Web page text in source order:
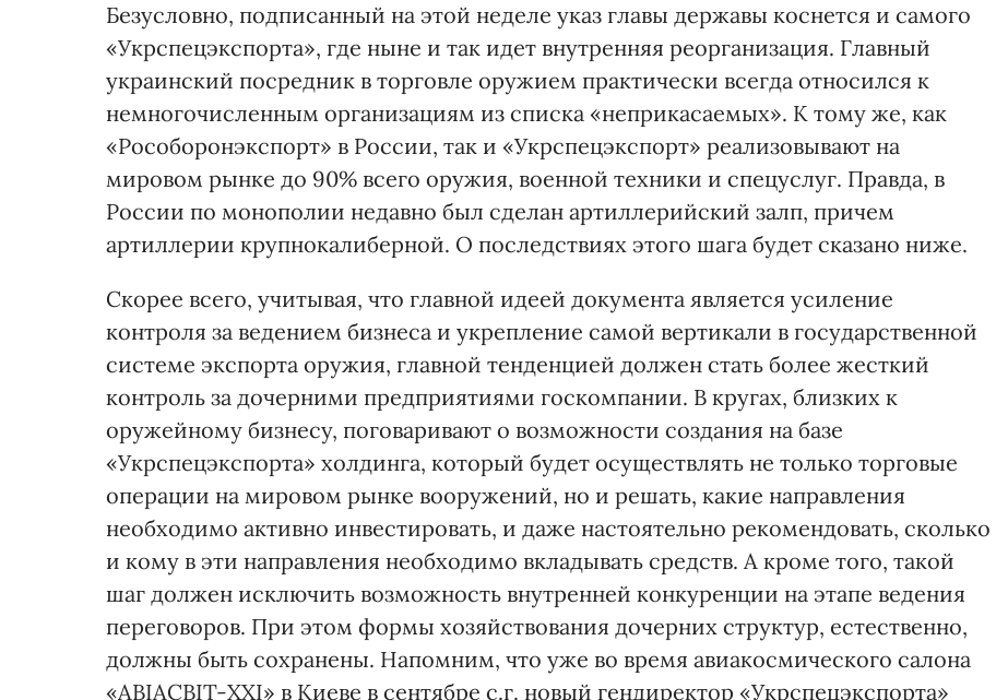
Безусловно, подписанный на этой неделе указ главы державы коснется и самого
«Укрспецэкспорта», где ныне и так идет внутренняя реорганизация. Главный
украинский посредник в торговле оружием практически всегда относился к
немногочисленным организациям из списка «неприкасаемых». К тому же, как
«Рособоронэкспорт» в России, так и «Укрспецэкспорт» реализовывают на
мировом рынке до 90% всего оружия, военной техники и спецуслуг. Правда, в
России по монополии недавно был сделан артиллерийский залп, причем
артиллерии крупнокалиберной. О последствиях этого шага будет сказано ниже.
Скорее всего, учитывая, что главной идеей документа является усиление
контроля за ведением бизнеса и укрепление самой вертикали в государственной
системе экспорта оружия, главной тенденцией должен стать более жесткий
контроль за дочерними предприятиями госкомпании. В кругах, близких к
оружейному бизнесу, поговаривают о возможности создания на базе
«Укрспецэкспорта» холдинга, который будет осуществлять не только торговые
операции на мировом рынке вооружений, но и решать, какие направления
необходимо активно инвестировать, и даже настоятельно рекомендовать, сколько
и кому в эти направления необходимо вкладывать средств. А кроме того, такой
шаг должен исключить возможность внутренней конкуренции на этапе ведения
переговоров. При этом формы хозяйствования дочерних структур, естественно,
должны быть сохранены. Напомним, что уже во время авиакосмического салона
«АВІАСВІТ-ХХІ» в Киеве в сентябре с.г. новый гендиректор «Укрспецэкспорта»